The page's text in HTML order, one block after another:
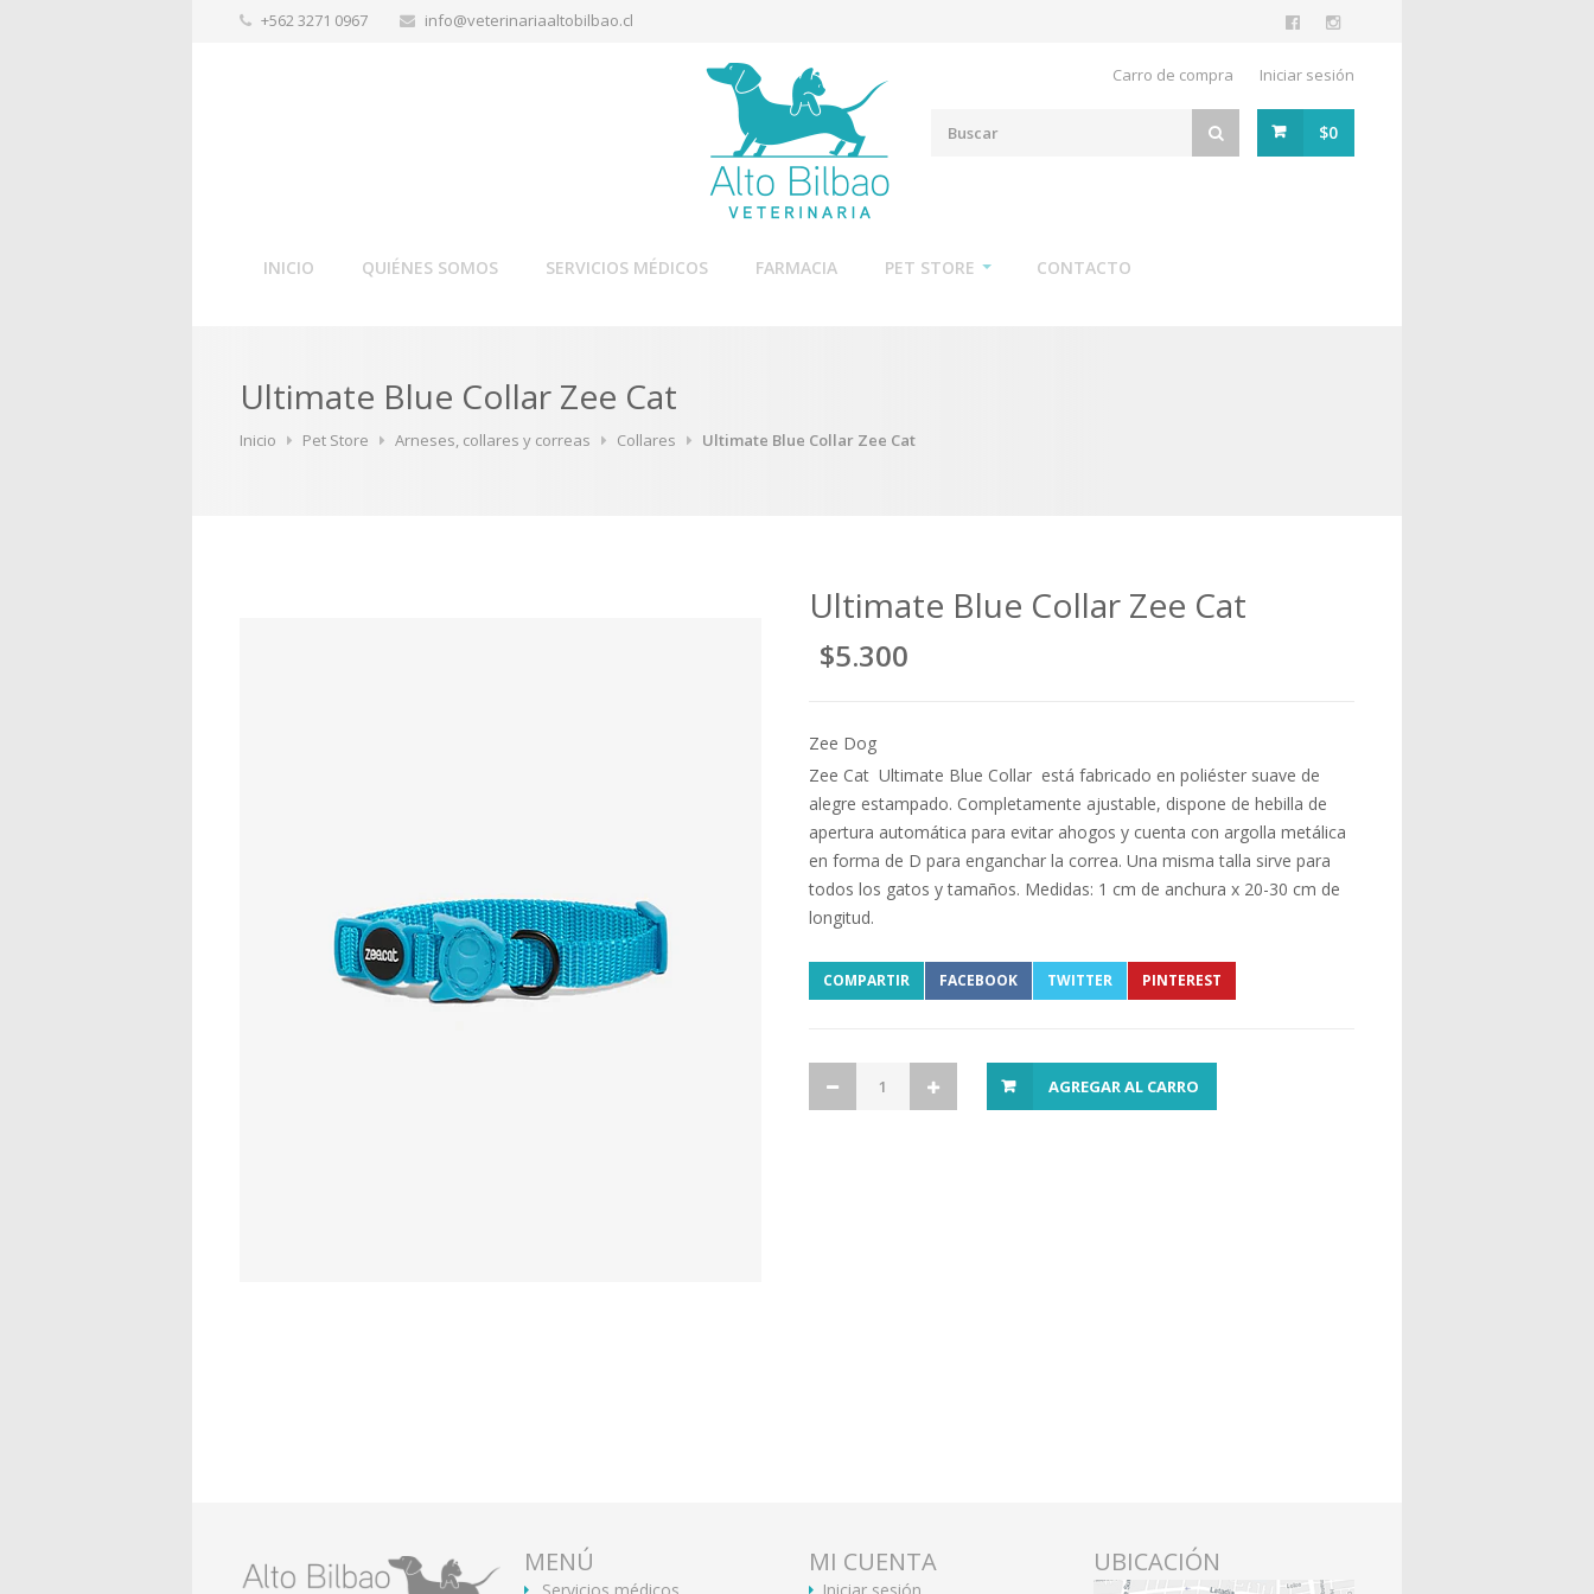
+562 3271 0967 info@veterinariaaltobilbao.cl
Carro de compra Iniciar sesión
$0
INICIO QUIÉNES SOMOS SERVICIOS MÉDICOS FARMACIA PET STORE CONTACTO
Ultimate Blue Collar Zee Cat
Inicio Pet Store Arneses, collares y correas Collares Ultimate Blue Collar Zee Cat
Ultimate Blue Collar Zee Cat
$5.300
Zee Dog
Zee Cat Ultimate Blue Collar está fabricado en poliéster suave de
alegre estampado. Completamente ajustable, dispone de hebilla de
apertura automática para evitar ahogos y cuenta con argolla metálica
en forma de D para enganchar la correa. Una misma talla sirve para
todos los gatos y tamaños. Medidas: 1 cm de anchura x 20-30 cm de
longitud.
COMPARTIR FACEBOOK TWITTER PINTEREST
AGREGAR AL CARRO
MENÚ MI CUENTA UBICACIÓN